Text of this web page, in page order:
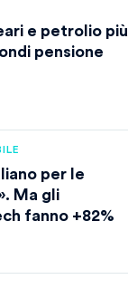
e petrolio più
pensione
per le
Ma gli
fanno +82%